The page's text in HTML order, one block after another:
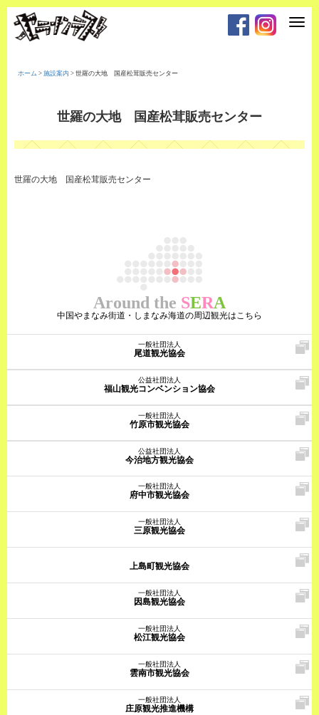
T
t
i
ホーム > 施設案内 > 世羅の大地 国産松茸販売センター
世羅の大地 国産松茸販売センター
世羅の大地 国産松茸販売センター
Around the SERA
中国やまなみ街道・しまなみ海道の周辺観光はこちら
一般社団法人
尾道観光協会
公益社団法人
福山観光コンベンション協会
一般社団法人
竹原市観光協会
公益社団法人
今治地方観光協会
一般社団法人
府中市観光協会
一般社団法人
三原観光協会
上島町観光協会
一般社団法人
因島観光協会
一般社団法人
松江観光協会
一般社団法人
雲南市観光協会
一般社団法人
庄原観光推進機構